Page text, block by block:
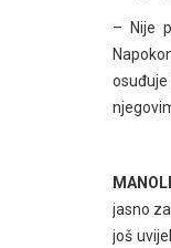
– Nije
jasno
još